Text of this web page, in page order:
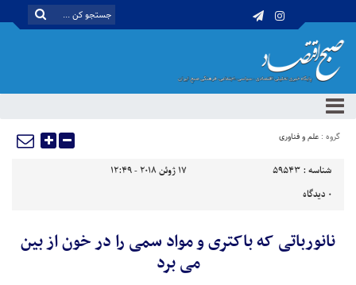
گروه : علم و فناوری
شناسه : 59543
17 ژوئن 2018 - 12:49
0 دیدگاه
نانورباتی که باکتری و مواد سمی را در خون از بین
می برد